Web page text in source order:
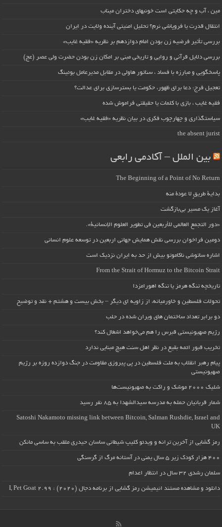
مین ، آب و چه حکایتی است خونبهای دختران میناب
انتقال قدرت یا فروپاشی نرم؟ تحلیل امنیتی آینده ولایت در ایران
بررسی تأثیر فرضیه زن بودن امام دوازدهم بر نظریه «فقیه غایب»
بررسی دلایل قرآنی و روایی و تاریخی مبنی بر امکان زن بودن حضرت ولی عصر (عج)
پاسخگویی و مبارزه با فساد ، سناتور هاولی در مقابل مدیرعامل بوئینگ
تعجیل فرج: دعا برای ظهور، حکومت یا بسترسازی برای عدالت؟
فقیه غایب ، بازی با کلمات یا حقیقتی فراموش شده
سیاستگذاری و چهارچوب فکری در بیان نظریه «فقیه غایب»
the absent jurist
بین الملل – آکادمی رابعی
The Beginning of a Point of No Return
بداية طريقٍ لا عودة منه
آغاز یک مسیر بی‌بازگشت
«دور التجمع العالمي للأربعين في تطوير العلوم الإنسانية».
دومین فراخوان بررسی نقش همایش جهانی اربعین در توسعه علوم انسانی
اشاره ساتوشی ناکاموتو بیش از حد به ایران نزدیک است
From the Strait of Hormuz to the Bitcoin Strait
تاریخچه تنگه هرمز یا تنگه اهورامزدا
تحولات فلسطین و خاورمیانه، از زاویه ای دیگر – بخش بیست و هشتم + نقد و توضیح
دو برابر تعداد ساختمان های ویران شده در حلب
رژیم صهیونیستی قبرس را هم می‌خواهد اشغال کند؟
تخریب قبور ائمه بقیع در نظر اهل سنت هیچ مبنایی ندارد
پیام رهبر انقلاب به ملت فلسطین در پی پیروزی مقاومت در جنگ دوازده روزه بر رژیم
صهیونیستی
شلیک ۲۰۰۰ موشک و راکت به صهیونیست‌ها
شمار قربانیان حمله به مدرسه سیدالشهدا به ۸۵ نفر رسید
Satoshi Nakamoto missing link between Bitcoin, Salman Rushdie, Israel and
UK
رمز گشایی از آخرین ترانه و ویدئو کلیپ شیطانی ساسان حیدری ملقب به ساسی مانکن
۴۰۰ هزار کودک زیر ۵ سال یمنی در آستانه مرگ از گرسنگی
سلمان رشدی ۳۲ سال در انتظار اعدام
دانلود و مشاهده مستند انیمیشن رمز گشایی از برنامه دجال (۲۰۲۰) : I, Pet Goat 2.99